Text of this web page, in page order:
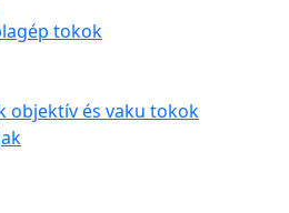
tokok
objektív és vaku tokok